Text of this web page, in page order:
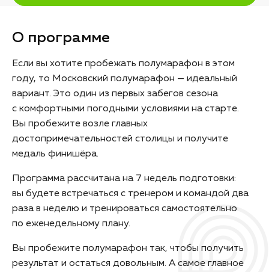
О программе
Если вы хотите пробежать полумарафон в этом
году, то Московский полумарафон — идеальный
вариант. Это один из первых забегов сезона
с комфортными погодными условиями на старте.
Вы пробежите возле главных
достопримечательностей столицы и получите
медаль финишёра.
Программа рассчитана на 7 недель подготовки:
вы будете встречаться с тренером и командой два
раза в неделю и тренироваться самостоятельно
по еженедельному плану.
Вы пробежите полумарафон так, чтобы получить
результат и остаться довольным. А самое главное